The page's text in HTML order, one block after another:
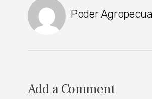
Poder
Add a Comment